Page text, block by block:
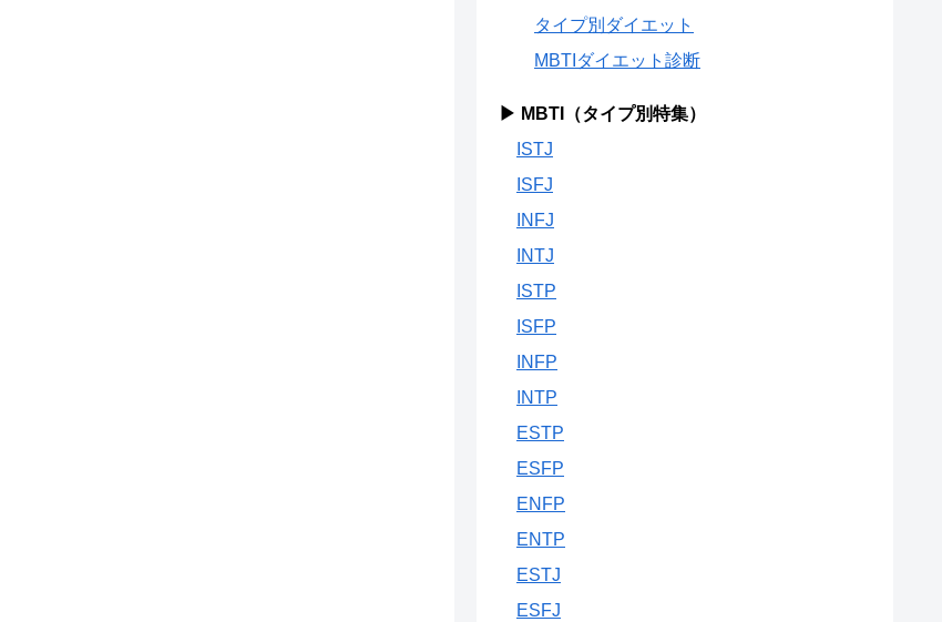
タイプ別ダイエット
MBTIダイエット診断
▶ MBTI（タイプ別特集）
ISTJ
ISFJ
INFJ
INTJ
ISTP
ISFP
INFP
INTP
ESTP
ESFP
ENFP
ENTP
ESTJ
ESFJ